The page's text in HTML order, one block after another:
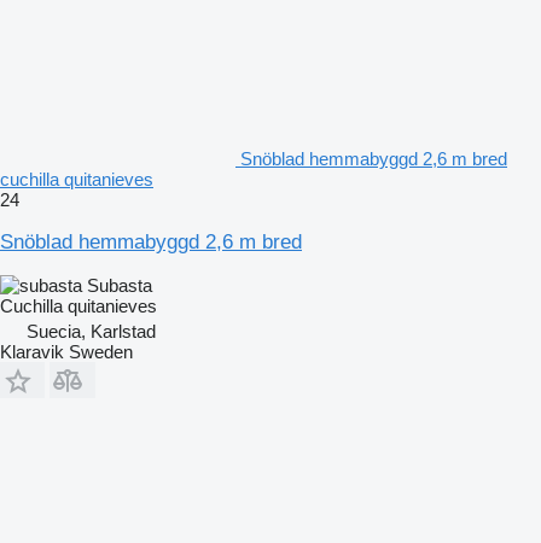
Snöblad hemmabyggd 2,6 m bred
cuchilla quitanieves
24
Snöblad hemmabyggd 2,6 m bred
Subasta
Cuchilla quitanieves
Suecia, Karlstad
Klaravik Sweden